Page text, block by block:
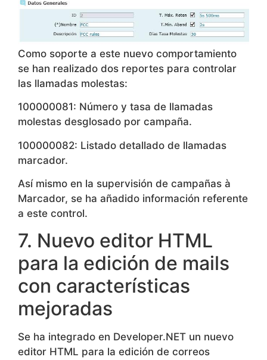
Como soporte a este nuevo comportamiento
se han realizado dos reportes para controlar
las llamadas molestas:
100000081: Número y tasa de llamadas
molestas desglosado por campaña.
100000082: Listado detallado de llamadas
marcador.
Así mismo en la supervisión de campañas à
Marcador, se ha añadido información referente
a este control.
7. Nuevo editor HTML
para la edición de mails
con características
mejoradas
Se ha integrado en Developer.NET un nuevo
editor HTML para la edición de correos